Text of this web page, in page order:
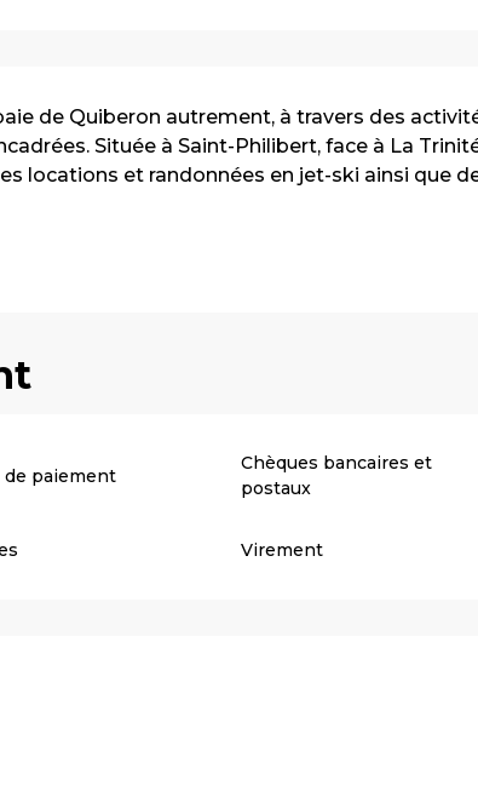
de Quiberon autrement, à travers des
Située à Saint-Philibert, face à La
locations et randonnées en jet-ski ainsi que
de paiement
Chèques bancaires et
postaux
Virement